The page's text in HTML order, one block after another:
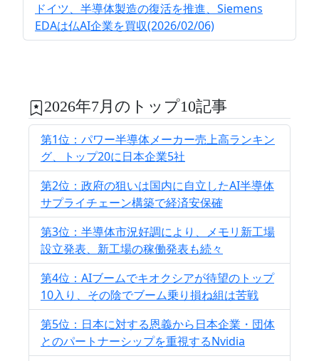
ドイツ、半導体製造の復活を推進、Siemens
EDAは仏AI企業を買収(2026/02/06)
2026年7月のトップ10記事
第1位：パワー半導体メーカー売上高ランキン
グ、トップ20に日本企業5社
第2位：政府の狙いは国内に自立したAI半導体
サプライチェーン構築で経済安保確
第3位：半導体市況好調により、メモリ新工場
設立発表、新工場の稼働発表も続々
第4位：AIブームでキオクシアが待望のトップ
10入り、その陰でブーム乗り損ね組は苦戦
第5位：日本に対する恩義から日本企業・団体
とのパートナーシップを重視するNvidia